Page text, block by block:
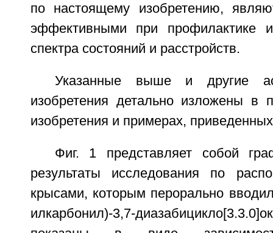
по настоящему изобретению,
эффективными при профилактике
спектра состояний и расстройств.
Указанные выше и другие
изобретения детально изложены в
изобретения и примерах,
Фиг. 1 представляет собой
результаты исследования по
крысами, которым перорально
илкарбонил)-3,7-